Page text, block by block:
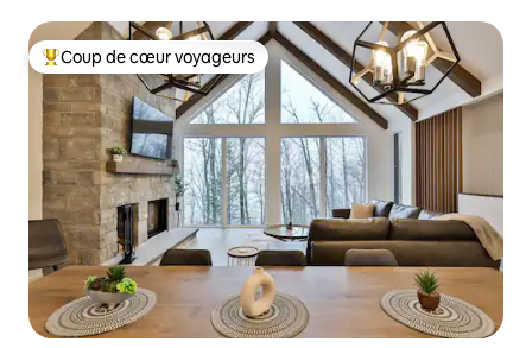
Coups de cœur voyageurs les plus appréciés
Coup de cœur voyageurs